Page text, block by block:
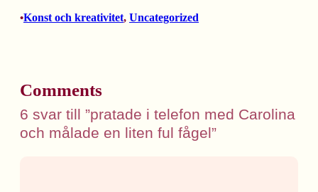
•Konst och kreativitet, Uncategorized
Comments
6 svar till ”pratade i telefon med Carolina
och målade en liten ful fågel”